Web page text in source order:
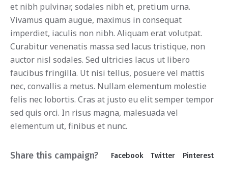
et nibh pulvinar, sodales nibh et, pretium urna.
Vivamus quam augue, maximus in consequat
imperdiet, iaculis non nibh. Aliquam erat volutpat.
Curabitur venenatis massa sed lacus tristique, non
auctor nisl sodales. Sed ultricies lacus ut libero
faucibus fringilla. Ut nisi tellus, posuere vel mattis
nec, convallis a metus. Nullam elementum molestie
felis nec lobortis. Cras at justo eu elit semper tempor
sed quis orci. In risus magna, malesuada vel
elementum ut, finibus et nunc.
Share this campaign? Facebook Twitter Pinterest